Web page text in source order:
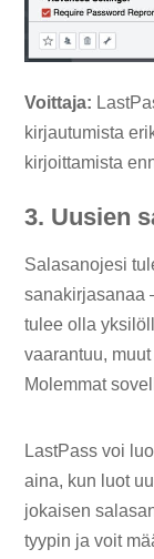
Voittaja:
kirjautumista
kirjoittamista
3. Uusien
Salasanojesi
sanakirjasanaa
tulee olla
vaarantuu,
Molemmat
LastPass voi
aina, kun luot
jokaisen
tyypin ja voit